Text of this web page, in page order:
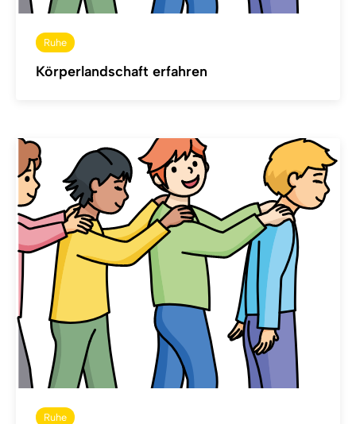
Ruhe
Körperlandschaft erfahren
Ruhe